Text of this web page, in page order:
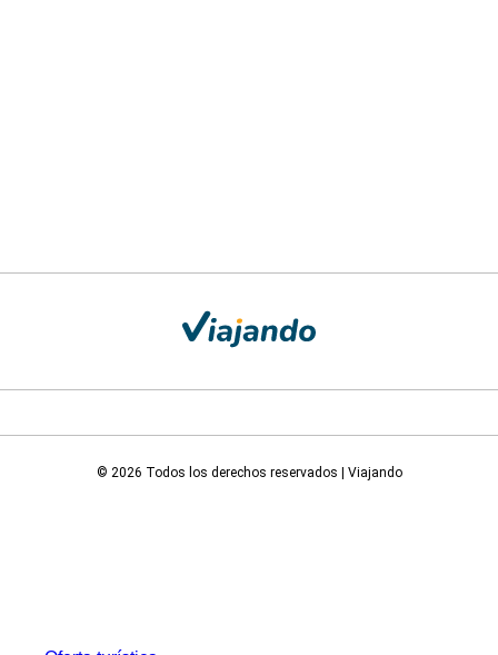
© 2026 Todos los derechos reservados | Viajando